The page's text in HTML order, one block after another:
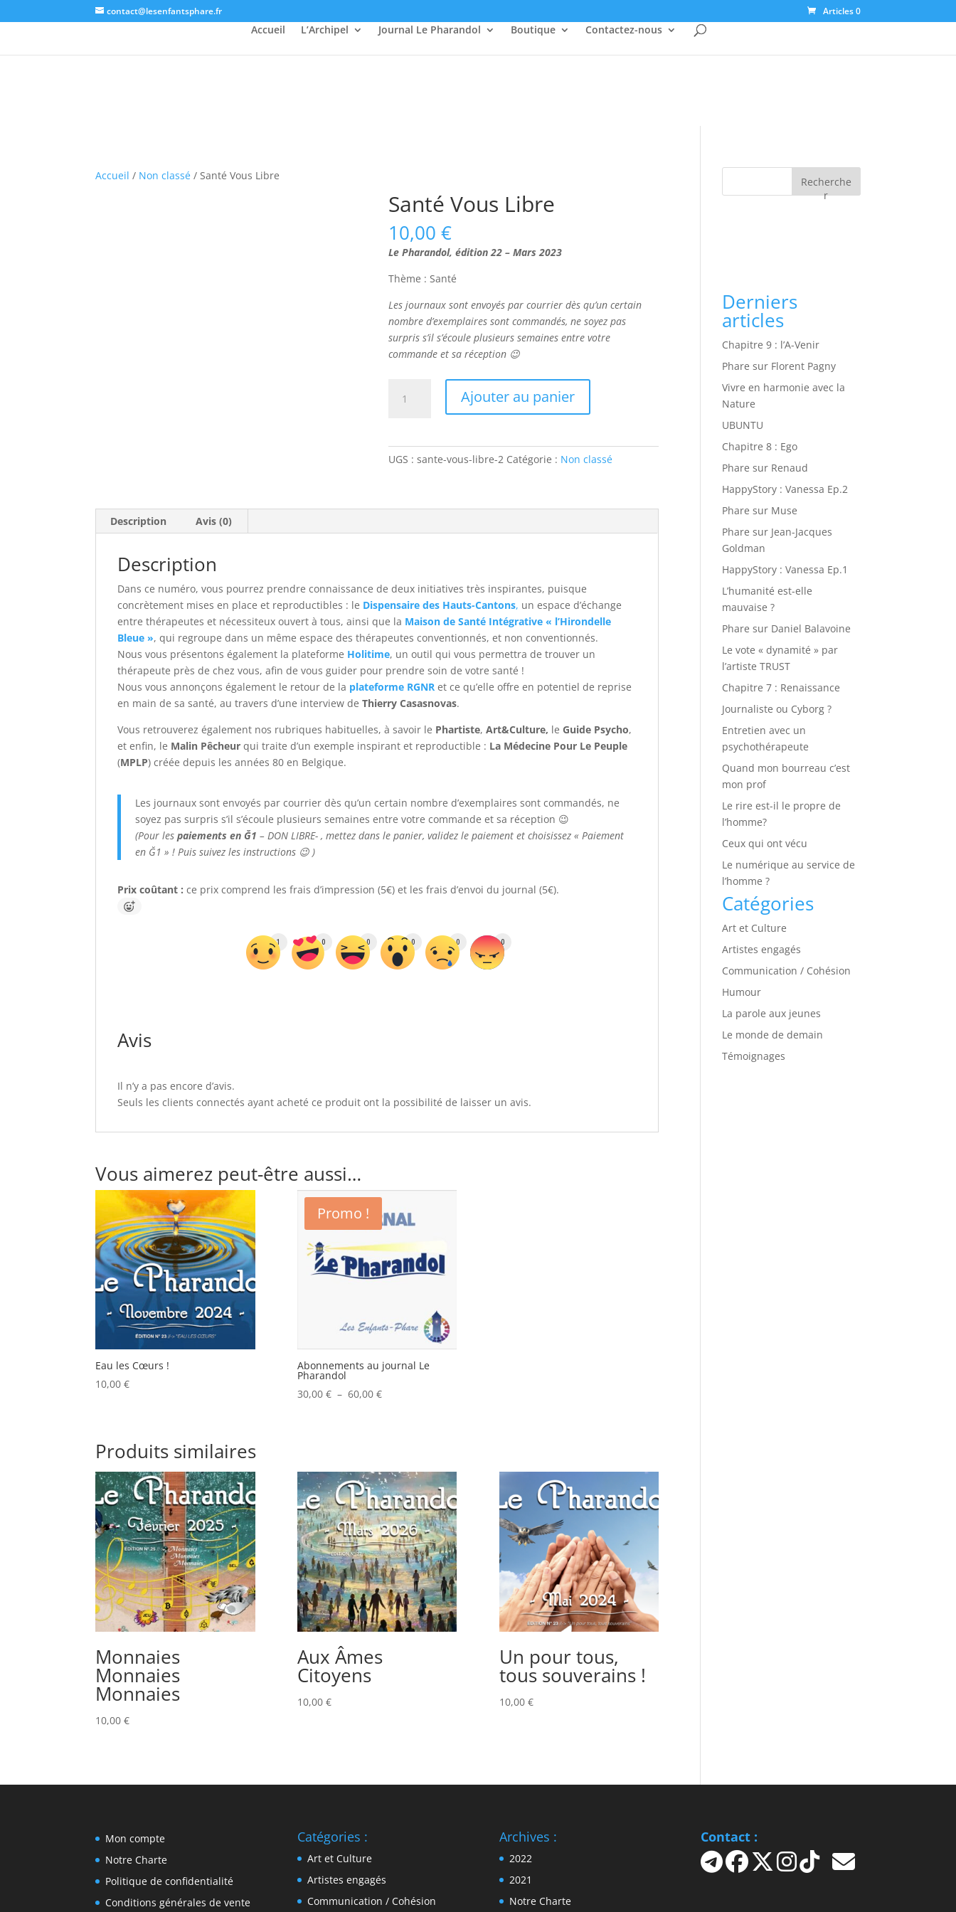
contact@lesenfantsphare.fr Articles 0
Accueil L’Archipel Journal Le Pharandol Boutique Contactez-nous
Accueil / Non classé / Santé Vous Libre
Santé Vous Libre
10,00€
Le Pharandol, édition 22 – Mars 2023
Thème : Santé
Les journaux sont envoyés par courrier dès qu’un certain
nombre d’exemplaires sont commandés, ne soyez pas
surpris s’il s’écoule plusieurs semaines entre votre
commande et sa réception 😉
Ajouter au panier
UGS :sante-vous-libre-2 Catégorie : Non classé
Description Avis (0)
Description
Dans ce numéro, vous pourrez prendre connaissance de deux initiatives très inspirantes, puisque
concrètement mises en place et reproductibles : le Dispensaire des Hauts-Cantons, un espace d’échange
entre thérapeutes et nécessiteux ouvert à tous, ainsi que la Maison de Santé Intégrative « l’Hirondelle
Bleue », qui regroupe dans un même espace des thérapeutes conventionnés, et non conventionnés.
Nous vous présentons également la plateforme Holitime, un outil qui vous permettra de trouver un
thérapeute près de chez vous, afin de vous guider pour prendre soin de votre santé !
Nous vous annonçons également le retour de la plateforme RGNRet ce qu’elle offre en potentiel de reprise
en main de sa santé, au travers d’une interview deThierry Casasnovas.
Vous retrouverez également nos rubriques habituelles, à savoir le Phartiste,Art&Culture, le Guide Psycho,
et enfin, le Malin Pêcheurqui traite d’un exemple inspirant et reproductible : La Médecine Pour Le Peuple
(MPLP) créée depuis les années 80 en Belgique.
Les journaux sont envoyés par courrier dès qu’un certain nombre d’exemplaires sont commandés, ne
soyez pas surpris s’il s’écoule plusieurs semaines entre votre commande et sa réception 😉
(Pour lespaiements en Ğ1 – DON LIBRE- , mettez dans le panier, validez le paiement et choisissez « Paiement
en Ğ1 » ! Puis suivez les instructions 😉 )
Prix coûtant : ce prix comprend les frais d’impression (5€) et les frais d’envoi du journal (5€).
1 0 0 0 0 0
Avis
Il n’y a pas encore d’avis.
Seuls les clients connectés ayant acheté ce produit ont la possibilité de laisser un avis.
Vous aimerez peut-être aussi…
Eau les Cœurs !
10,00€
Promo !
Abonnements au journal Le
Pharandol
30,00 € – 60,00 €Plage
60,00 €
Produits similaires
Monnaies
Monnaies
Monnaies
10,00€
Aux Âmes
Citoyens
10,00 €
Un pour tous,
tous souverains !
10,00 €
Recherche
r
Derniers
articles
Chapitre 9 : l’A-Venir
Phare sur Florent Pagny
Vivre en harmonie avec la
Nature
UBUNTU
Chapitre 8 : Ego
Phare sur Renaud
HappyStory : Vanessa Ep.2
Phare sur Muse
Phare sur Jean-Jacques
Goldman
HappyStory : Vanessa Ep.1
L’humanité est-elle
mauvaise ?
Phare sur Daniel Balavoine
Le vote « dynamité » par
l’artiste TRUST
Chapitre 7 : Renaissance
Journaliste ou Cyborg ?
Entretien avec un
psychothérapeute
Quand mon bourreau c’est
mon prof
Le rire est-il le propre de
l’homme?
Ceux qui ont vécu
Le numérique au service de
l’homme ?
Catégories
Art et Culture
Artistes engagés
Communication / Cohésion
Humour
La parole aux jeunes
Le monde de demain
Témoignages
Mon compte
Notre Charte
Politique de confidentialité
Conditions générales de vente
Catégories :
Art et Culture
Artistes engagés
Communication / Cohésion
Archives :
2022
2021
Notre Charte
Contact :